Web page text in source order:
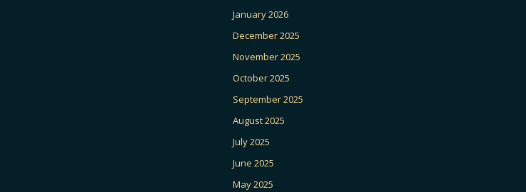
January 2026
December 2025
November 2025
October 2025
September 2025
August 2025
July 2025
June 2025
May 2025